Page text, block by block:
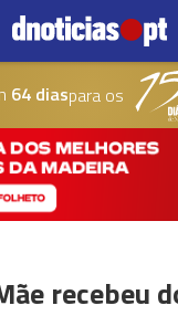
64 diaspara os
recebeu